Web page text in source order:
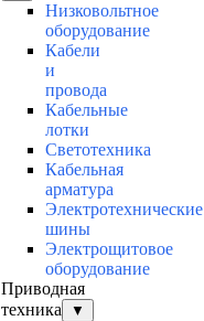
Низковольтное
оборудование
Кабели
и
провода
Кабельные
лотки
Светотехника
Кабельная
арматура
Электротехнические
шины
Электрощитовое
оборудование
Приводная
техника
▼